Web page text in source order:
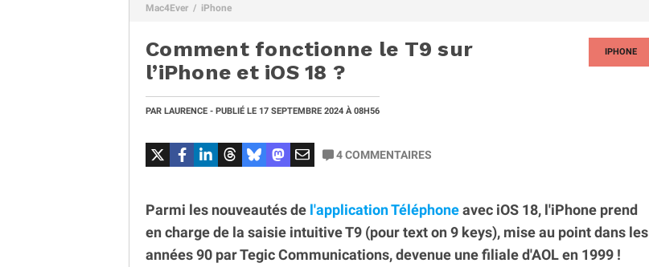
Mac4Ever iPhone
IPHONE
Comment fonctionne le T9 sur
l’iPhone et iOS 18 ?
PAR LAURENCE - PUBLIÉ LE 17 SEPTEMBRE 2024 À 08H56
4COMMENTAIRES
Parmi les nouveautés de l'application Téléphoneavec iOS 18, l'iPhone prend
en charge de la saisie intuitive T9 (pour text on 9 keys), mise au point dans les
années 90 par Tegic Communications, devenue une filiale d'AOL en 1999 !